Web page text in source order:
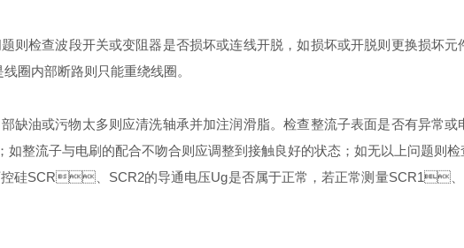
无问题则检查波段开关或变阻器是否损坏或连线开脱，如损坏或开脱则更换损坏元
圈内部断路则只能重绕线圈。
部缺油或污物太多则应清洗轴承并加注润滑脂。检查整流子表面是否有异常或
；如整流子与电刷的配合不吻合则应调整到接触良好的状态；如无以上问题则
可控硅SCR、SCR2的导通电压Ug是否属于正常，若正常测量SCR1